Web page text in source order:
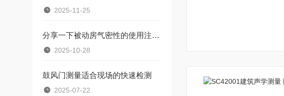
2025-11-25
分享一下被动房气密性的使用注意事项
2025-10-28
鼓风门测量适合现场的快速检测
2025-07-22